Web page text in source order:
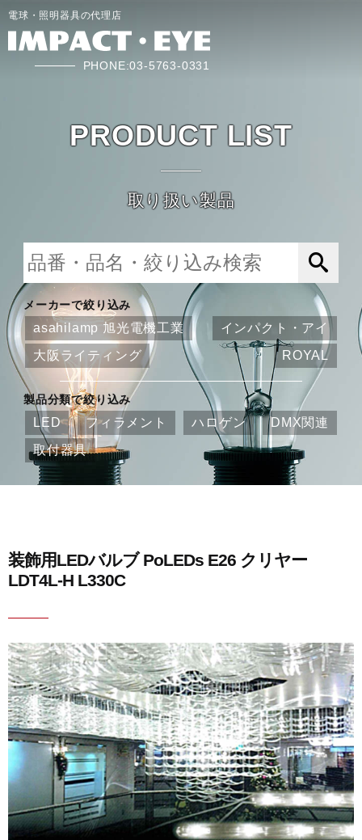
電球・照明器具の代理店
PHONE:03-5763-0331
PRODUCT LIST
取り扱い製品
メーカーで絞り込み
asahilamp 旭光電機工業
インパクト・アイ
大阪ライティング
ROYAL
製品分類で絞り込み
LED フィラメント ハロゲン
DMX関連
取付器具
装飾用LEDバルブ PoLEDs E26 クリヤー
LDT4L-H L330C